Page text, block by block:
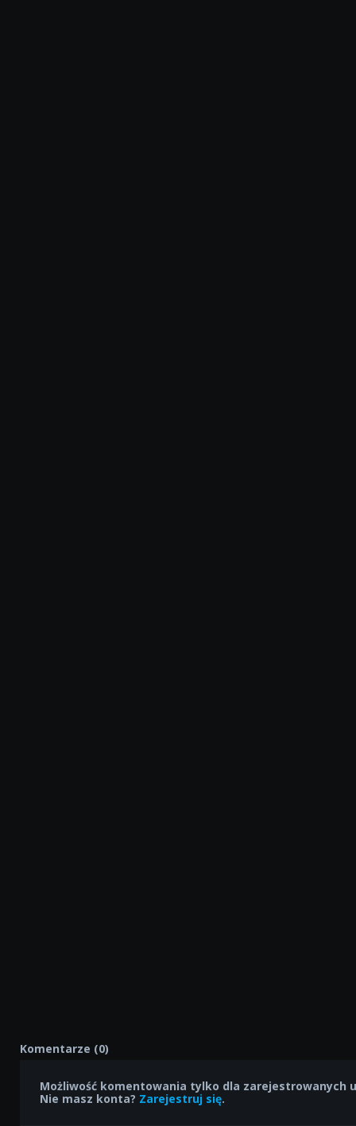
Komentarze (0)
Możliwość komentowania tylko dla zarejestrowanych
Nie masz konta? Zarejestruj się.